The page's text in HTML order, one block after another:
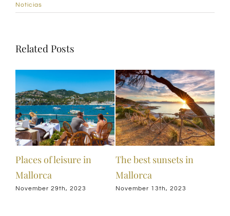
Noticias
Related Posts
Places of leisure in
Mallorca
November 29th, 2023
The best sunsets in
Mallorca
November 13th, 2023